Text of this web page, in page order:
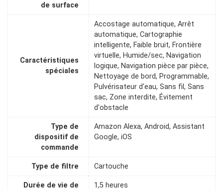
de surface
Caractéristiques
spéciales
Accostage automatique, Arrêt
automatique, Cartographie
intelligente, Faible bruit, Frontière
virtuelle, Humide/sec, Navigation
logique, Navigation pièce par pièce,
Nettoyage de bord, Programmable,
Pulvérisateur d'eau, Sans fil, Sans
sac, Zone interdite, Évitement
d'obstacle
Type de
dispositif de
commande
Amazon Alexa, Android, Assistant
Google, iOS
Type de filtre Cartouche
Durée de vie de
1,5 heures